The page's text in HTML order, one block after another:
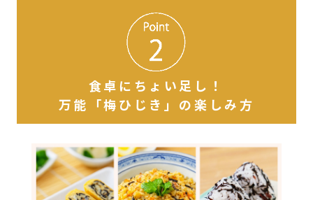
食卓にちょい足し！
万能「梅ひじき」の楽しみ方